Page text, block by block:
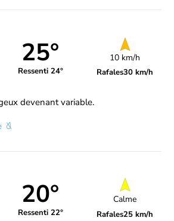
25°
Ressenti 24°
10 km/h
Rafales30 km/h
devenant variable.
20°
Ressenti 22°
Calme
Rafales25 km/h